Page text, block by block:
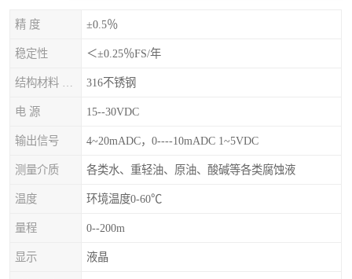
精 度 ±0.5％
稳定性 ＜±0.25％FS/年
316不锈钢
电 源 15--30VDC
输出信号 4~20mADC，0----10mADC 1~5VDC
测量介质 各类水、重轻油、原油、酸碱等各类腐蚀液
温度 环境温度0-60℃
量程 0--200m
显示 液晶